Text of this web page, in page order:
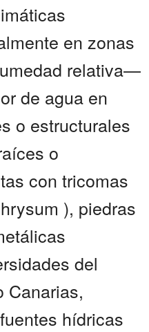
en zonas
relativa—
de agua en
o estructurales
o
con tricomas
), piedras
del
Canarias,
hídricas